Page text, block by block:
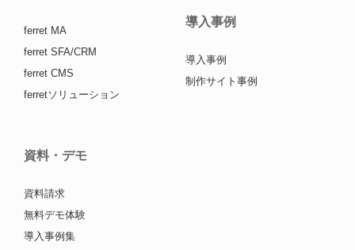
ferret MA
ferret SFA/CRM
ferret CMS
ferretソリューション
導入事例
導入事例
制作サイト事例
資料・デモ
資料請求
無料デモ体験
導入事例集